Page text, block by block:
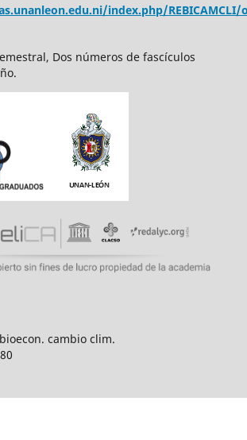
index.php/REBICAMCLI/
Dos números de fascículos
cambio clim.